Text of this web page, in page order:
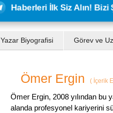
Haberleri İlk Siz Alın!
Yazar Biyografisi Görev ve
Ömer Ergin ( İçerik
Ömer Ergin, 2008 yılından bu
alanda profesyonel kariyerini